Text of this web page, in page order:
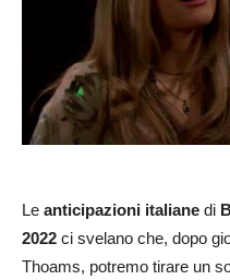
Le anticipazioni italiane di
2022 ci svelano che, dopo
Thoams, potremo tirare un